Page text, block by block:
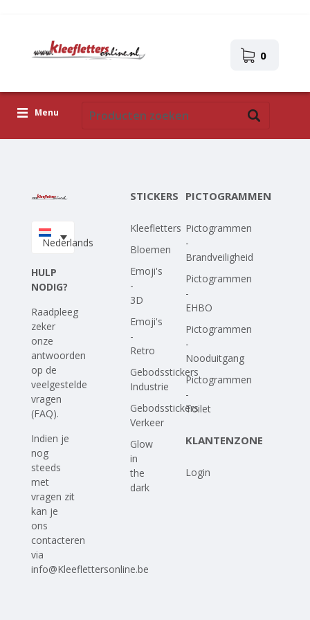
0
Menu
Upload je eigen ontwerp
Nederlands
HULP
NODIG?
Raadpleeg
zeker
onze
antwoorden
op de
veelgestelde
vragen
(FAQ).
Indien je
nog
steeds
met
vragen zit
kan je
ons
contacteren
via
info@Kleeflettersonline.be
STICKERS
Kleefletters
Bloemen
Emoji's
-
3D
Emoji's
-
Retro
Gebodsstickers
Industrie
Gebodsstickers
Verkeer
Glow
in
the
dark
PICTOGRAMMEN
Pictogrammen
-
Brandveiligheid
Pictogrammen
-
EHBO
Pictogrammen
-
Nooduitgang
Pictogrammen
-
Toilet
KLANTENZONE
Login